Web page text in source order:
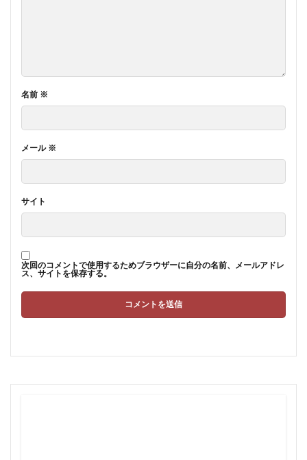
名前 ※
メール ※
サイト
次回のコメントで使用するためブラウザーに自分の名前、メールアドレ
ス、サイトを保存する。